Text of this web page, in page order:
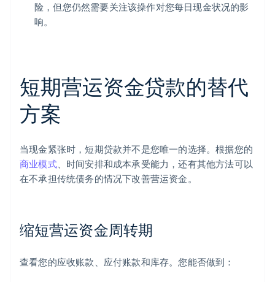
险，但您仍然需要关注该操作对您每日现金状况的影
响。
短期营运资金贷款的替代
方案
当现金紧张时，短期贷款并不是您唯一的选择。根据您的
商业模式、时间安排和成本承受能力，还有其他方法可以
在不承担传统债务的情况下改善营运资金。
缩短营运资金周转期
查看您的应收账款、应付账款和库存。您能否做到：